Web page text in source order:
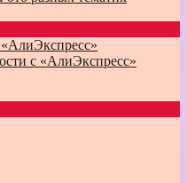
с «АлиЭкспресс»